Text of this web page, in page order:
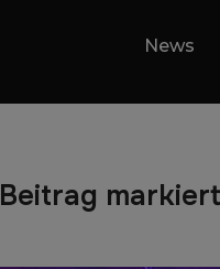
News
Beitrag